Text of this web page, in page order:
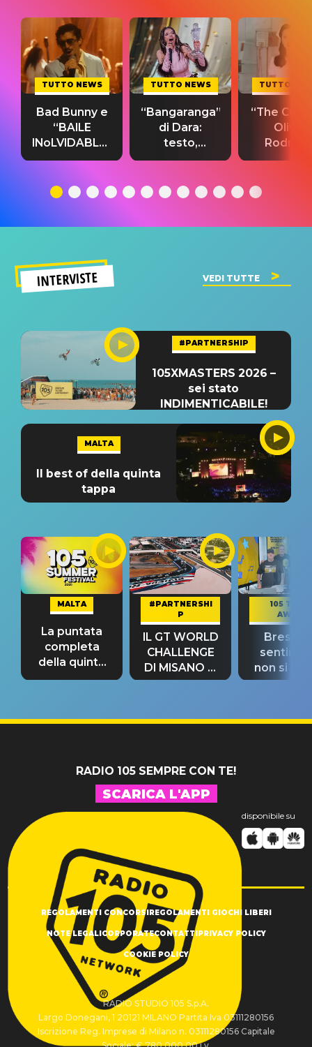
TUTTO NEWS
Bad Bunny e
“BAILE
INoLVIDABLE”:
testo,
significato
TUTTO NEWS
“Bangaranga”
di Dara:
testo,
traduzione e
del singolo
TUTTO
“The
Olivia
testo,
INTERVISTE VEDI TUTTE
#PARTNERSHIP
105XMASTERS 2026 –
sei stato
INDIMENTICABILE!
MALTA
Il best of della quinta
tappa
MALTA
La puntata
completa
della quinta
tappa
#PARTNERSHI
P
IL GT WORLD
CHALLENGE
DI MISANO si
riconferma
105 TAKE
AWAY
Bresh:
non si
fino alla
RADIO 105 SEMPRE CON TE!
SCARICA L'APP
disponibile su
REGOLAMENTI CONCORSI REGOLAMENTI GIOCHI LIBERI
NOTE LEGALI CORPORATECONTATTI PRIVACY POLICY
COOKIE POLICY
RADIO STUDIO 105 S.p.A.
Largo Donegani, 1 20121 MILANO Partita Iva 03111280156
Iscrizione Reg. Imprese di Milano n. 03111280156 Capitale